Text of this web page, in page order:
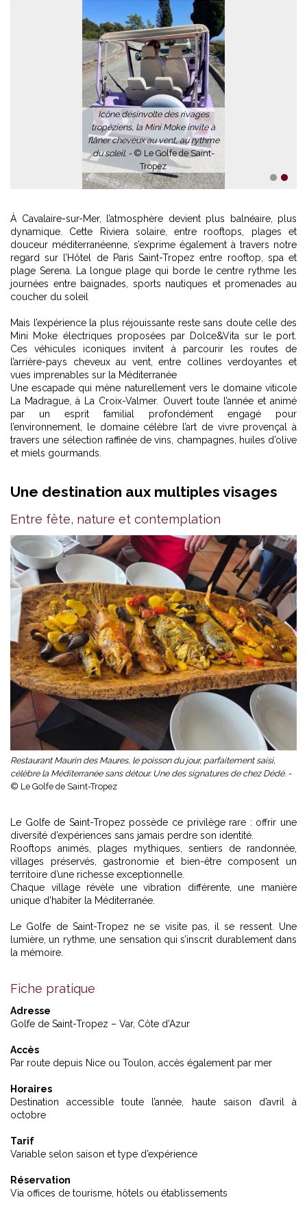
Icône désinvolte des rivages
tropéziens, la Mini Moke invite à
flâner cheveux au vent, au rythme
du soleil. - © Le Golfe de Saint-
Tropez
À Cavalaire-sur-Mer, l’atmosphère devient plus balnéaire, plus
dynamique. Cette Riviera solaire, entre rooftops, plages et
douceur méditerranéenne, s’exprime également à travers notre
regard sur l’Hôtel de Paris Saint-Tropez entre rooftop, spa et
plage Serena. La longue plage qui borde le centre rythme les
journées entre baignades, sports nautiques et promenades au
coucher du soleil
Mais l’expérience la plus réjouissante reste sans doute celle des
Mini Moke électriques proposées par Dolce&Vita sur le port.
Ces véhicules iconiques invitent à parcourir les routes de
l’arrière-pays cheveux au vent, entre collines verdoyantes et
vues imprenables sur la Méditerranée
Une escapade qui mène naturellement vers le domaine viticole
La Madrague, à La Croix-Valmer. Ouvert toute l’année et animé
par un esprit familial profondément engagé pour
l’environnement, le domaine célèbre l’art de vivre provençal à
travers une sélection raffinée de vins, champagnes, huiles d’olive
et miels gourmands.
Une destination aux multiples visages
Entre fête, nature et contemplation
Restaurant Maurin des Maures, le poisson du jour, parfaitement saisi,
célèbre la Méditerranée sans détour. Une des signatures de chez Dédé. -
© Le Golfe de Saint-Tropez
Le Golfe de Saint-Tropez possède ce privilège rare : offrir une
diversité d’expériences sans jamais perdre son identité.
Rooftops animés, plages mythiques, sentiers de randonnée,
villages préservés, gastronomie et bien-être composent un
territoire d’une richesse exceptionnelle.
Chaque village révèle une vibration différente, une manière
unique d’habiter la Méditerranée.
Le Golfe de Saint-Tropez ne se visite pas, il se ressent. Une
lumière, un rythme, une sensation qui s’inscrit durablement dans
la mémoire.
Fiche pratique
Adresse
Golfe de Saint-Tropez – Var, Côte d’Azur
Accès
Par route depuis Nice ou Toulon, accès également par mer
Horaires
Destination accessible toute l’année, haute saison d’avril à
octobre
Tarif
Variable selon saison et type d’expérience
Réservation
Via offices de tourisme, hôtels ou établissements